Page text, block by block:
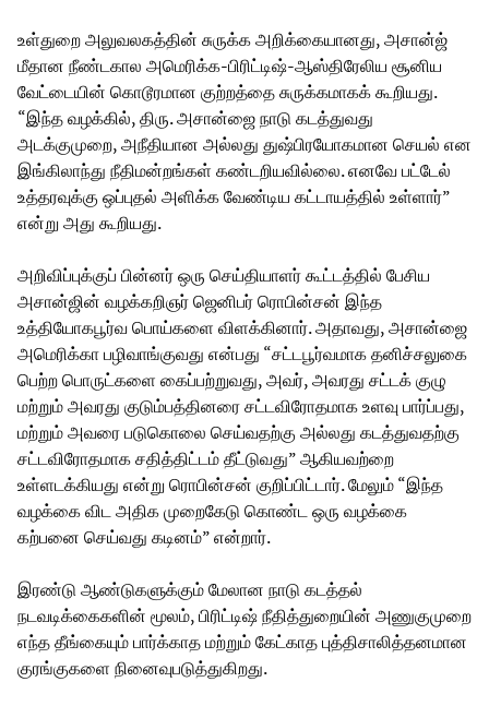
உள்துறை அலுவலகத்தின் சுருக்க அறிக்கையானது, அசான்ஜ்
மீதான நீண்டகால அமெரிக்க-பிரிட்டிஷ்-ஆஸ்திரேலிய சூனிய
வேட்டையின் கொடூரமான குற்றத்தை சுருக்கமாகக் கூறியது.
“இந்த வழக்கில், திரு. அசான்ஜை நாடு கடத்துவது
அடக்குமுறை, அநீதியான அல்லது துஷ்பிரயோகமான செயல் என
இங்கிலாந்து நீதிமன்றங்கள் கண்டறியவில்லை. எனவே பட்டேல்
உத்தரவுக்கு ஒப்புதல் அளிக்க வேண்டிய கட்டாயத்தில் உள்ளார்”
என்று அது கூறியது.
அறிவிப்புக்குப் பின்னர் ஒரு செய்தியாளர் கூட்டத்தில் பேசிய
அசான்ஜின் வழக்கறிஞர் ஜெனிபர் ரொபின்சன் இந்த
உத்தியோகபூர்வ பொய்களை விளக்கினார். அதாவது, அசான்ஜை
அமெரிக்கா பழிவாங்குவது என்பது “சட்டபூர்வமாக தனிச்சலுகை
பெற்ற பொருட்களை கைப்பற்றுவது, அவர், அவரது சட்டக் குழு
மற்றும் அவரது குடும்பத்தினரை சட்டவிரோதமாக உளவு பார்ப்பது,
மற்றும் அவரை படுகொலை செய்வதற்கு அல்லது கடத்துவதற்கு
சட்டவிரோதமாக சதித்திட்டம் தீட்டுவது” ஆகியவற்றை
உள்ளடக்கியது என்று ரொபின்சன் குறிப்பிட்டார். மேலும் “இந்த
வழக்கை விட அதிக முறைகேடு கொண்ட ஒரு வழக்கை
கற்பனை செய்வது கடினம்” என்றார்.
இரண்டு ஆண்டுகளுக்கும் மேலான நாடு கடத்தல்
நடவடிக்கைகளின் மூலம், பிரிட்டிஷ் நீதித்துறையின் அணுகுமுறை
எந்த தீங்கையும் பார்க்காத மற்றும் கேட்காத புத்திசாலித்தனமான
குரங்குகளை நினைவுபடுத்துகிறது.